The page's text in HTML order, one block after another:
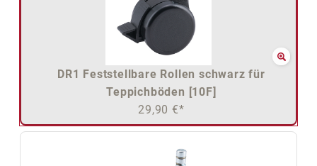
DR1 Feststellbare Rollen schwarz für
Teppichböden [10F]
29,90 €*